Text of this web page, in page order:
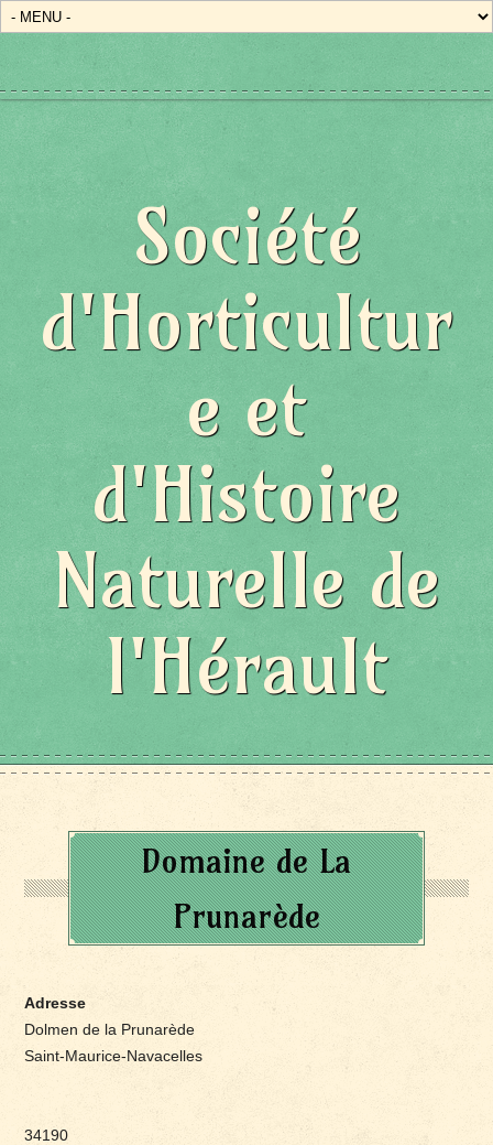
Société
d'Horticultur
e et
d'Histoire
Naturelle de
l'Hérault
Domaine de La
Prunarède
Adresse
Dolmen de la Prunarède
Saint-Maurice-Navacelles
34190